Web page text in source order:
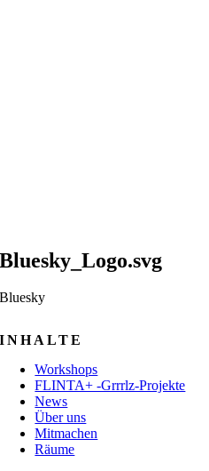
Bluesky_Logo.svg
Bluesky
INHALTE
Workshops
FLINTA+ -Grrrlz-Projekte
News
Über uns
Mitmachen
Räume